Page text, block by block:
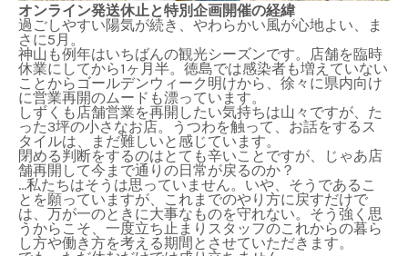
オンライン発送休止と特別企画開催の経緯
過ごしやすい陽気が続き、やわらかい風が心地よい、ま
さに5月。
神山も例年はいちばんの観光シーズンです。店舗を臨時
休業にしてから1ヶ月半。徳島では感染者も増えていない
ことからゴールデンウィーク明けから、徐々に県内向け
に営業再開のムードも漂っています。
しずくも店舗営業を再開したい気持ちは山々ですが、た
った3坪の小さなお店。うつわを触って、お話をするス
タイルは、まだ難しいと感じています。
閉める判断をするのはとても辛いことですが、じゃあ店
舗再開して今まで通りの日常が戻るのか？
…私たちはそうは思っていません。いや、そうであるこ
とを願っていますが、これまでのやり方に戻すだけで
は、万が一のときに大事なものを守れない。そう強く思
うからこそ、一度立ち止まりスタッフのこれからの暮ら
し方や働き方を考える期間とさせていただきます。